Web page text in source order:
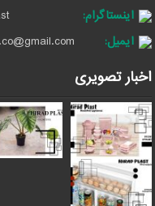
اینستاگرام:
ایمیل:
اخبار تصویری